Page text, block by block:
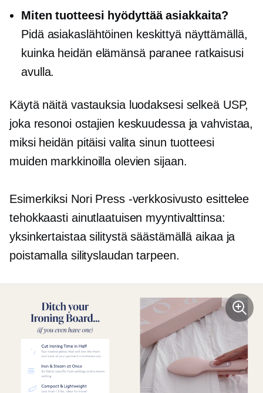
Miten tuotteesi hyödyttää asiakkaita?
Pidä asiakaslähtöinen keskittyä näyttämällä,
kuinka heidän elämänsä paranee ratkaisusi
avulla.
Käytä näitä vastauksia luodaksesi selkeä USP,
joka resonoi ostajien keskuudessa ja vahvistaa,
miksi heidän pitäisi valita sinun tuotteesi
muiden markkinoilla olevien sijaan.
Esimerkiksi Nori Press -verkkosivusto esittelee
tehokkaasti ainutlaatuisen myyntivalttinsa:
yksinkertaistaa silitystä säästämällä aikaa ja
poistamalla silityslaudan tarpeen.